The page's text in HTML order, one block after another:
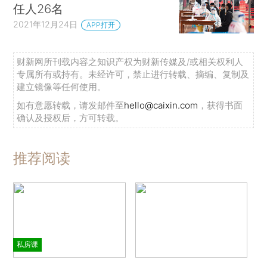
任人26名
2021年12月24日 APP打开
财新网所刊载内容之知识产权为财新传媒及/或相关权利人
专属所有或持有。未经许可，禁止进行转载、摘编、复制及
建立镜像等任何使用。
如有意愿转载，请发邮件至hello@caixin.com ，获得书面
确认及授权后，方可转载。
推荐阅读
私房课